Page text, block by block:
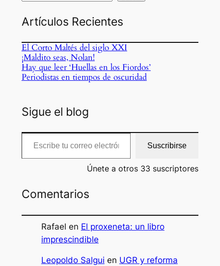
Artículos Recientes
El Corto Maltés del siglo XXI
¡Maldito seas, Nolan!
Hay que leer ‘Huellas en los Fiordos’
Periodistas en tiempos de oscuridad
Sigue el blog
Escribe tu correo electrónico…
Suscribirse
Únete a otros 33 suscriptores
Comentarios
Rafael en El proxeneta: un libro
imprescindible
Leopoldo Salgui en UGR y reforma